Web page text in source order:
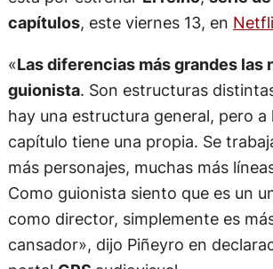
«Las diferencias más grandes las
guionista. Son estructuras
hay una estructura general, pero a
capítulo tiene una propia. Se
más personajes, muchas más
Como guionista siento que es un
como director, simplemente es
cansador», dijo Piñeyro en
portalGPS audiovisual.